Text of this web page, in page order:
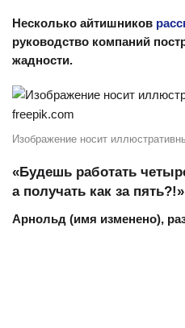
Несколько айтишников
руководство компаний
жадности.
Изображение носит
«Будешь работать
а получать как за пять?!»
Арнольд (имя изменено),